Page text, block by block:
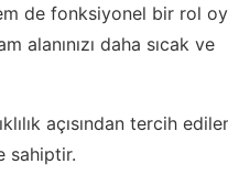
de fonksiyonel bir rol
alanınızı daha sıcak ve
açısından tercih
sahiptir.